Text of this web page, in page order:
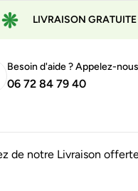
GRATUITE À
Besoin d'aide ? Appelez-
06 72 84 79 40
de notre Livraison